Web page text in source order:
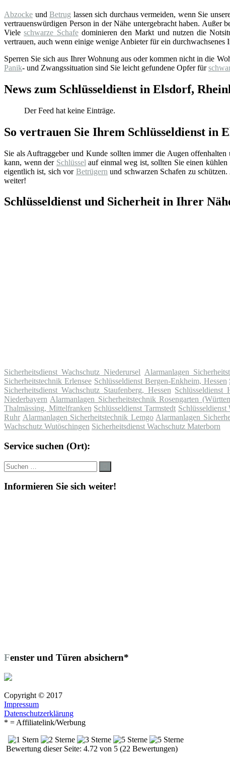
Abzocke undBetrug lassen sich durchaus vermeiden, wenn Sie
vertrauenswürdigen Person in der Nähe untergebracht haben. Außer
Vieleschwarze Schafedominieren den Markt und nutzen die
vertrauen, auch wenn einige wenige Anbieter für ein durchwachsenes
Sperren Sie sich aus Ihrer Wohnung aus oder kommen nicht in die
Panik- und Zwangssituation sind Sie leicht gefundene Opfer für
News zum Schlüsseldienst in Elsdorf,
Der Feed hat keine Einträge.
So vertrauen Sie Ihrem Schlüsseldienst in
Sie als Auftraggeber und Kunde sollten immer die Augen
kann, wenn der Schlüssel auf einmal weg ist, sollten Sie einen
eigentlich ist, sich vor Betrügern und schwarzen Schafen zu
weiter!
Schlüsseldienst und Sicherheit in Ihrer
Sicherheitsdienst Wachschutz Niederursel Alarmanlagen
Sicherheitstechnik Erlensee Schlüsseldienst Bergen-Enkheim, Hessen
Sicherheitsdienst Wachschutz Staufenberg, Hessen Schlüsseldienst
Niederbayern Alarmanlagen Sicherheitstechnik Rosengarten
Thalmässing, Mittelfranken Schlüsseldienst Tarmstedt Schlüsseldienst
Ruhr Alarmanlagen Sicherheitstechnik Lemgo Alarmanlagen
Wachschutz Wutöschingen Sicherheitsdienst Wachschutz Materborn
Service suchen (Ort):
Suche
nach:
Informieren Sie sich weiter!
Fenster und Türen absichern*
Copyright © 2017
Impressum
Datenschutzerklärung
* = Affiliatelink/Werbung
Bewertung dieser Seite: 4.72 von 5 (22 Bewertungen)